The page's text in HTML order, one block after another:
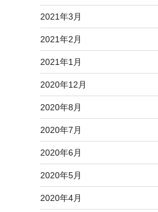
2021年3月
2021年2月
2021年1月
2020年12月
2020年8月
2020年7月
2020年6月
2020年5月
2020年4月